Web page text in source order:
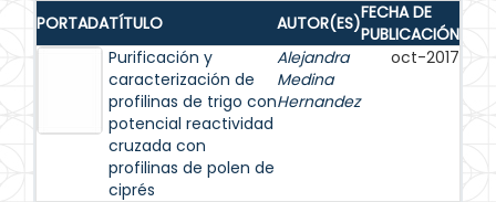
PORTADATÍTULO AUTOR(ES)FECHA DE
PUBLICACIÓN
Purificación y
caracterización de
profilinas de trigo con
potencial reactividad
cruzada con
profilinas de polen de
ciprés
Alejandra
Medina
Hernandez
oct-2017